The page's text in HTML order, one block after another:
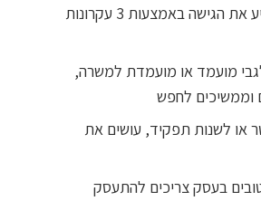
ניתן לאמץ ולהטמיע את הגישה באמצעות 3 עקרונות
מועמד או מועמדת למשרה,
לחפש
או לשנות תפקיד, עושים את
בעסק צריכים להתעסק